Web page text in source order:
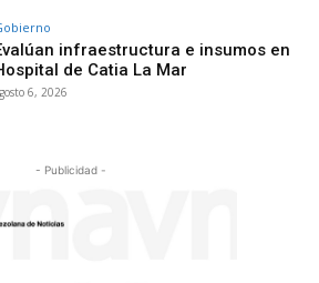
infraestructura e insumos en
de Catia La Mar
6, 2026
- Publicidad -